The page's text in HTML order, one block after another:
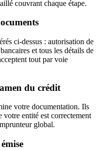
couvrant chaque étape.
ci-dessus : autorisation de
et tous les détails de
tout par voie
du crédit
votre documentation. Ils
entité est correctement
global.